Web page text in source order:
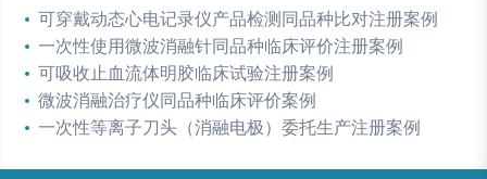
可穿戴动态心电记录仪产品检测同品种比对注册案例
一次性使用微波消融针同品种临床评价注册案例
可吸收止血流体明胶临床试验注册案例
微波消融治疗仪同品种临床评价案例
一次性等离子刀头（消融电极）委托生产注册案例